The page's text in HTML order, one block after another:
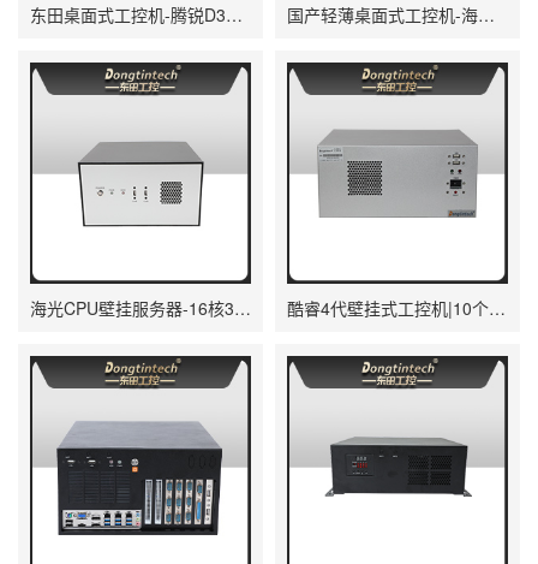
东田桌面式工控机-腾锐D3000工业电脑|DTB-2102L-BD3KMC 国产轻薄桌面式工控机-海光3350双网口工业主机|DT-2104S-M3350MC
海光CPU壁挂服务器-16核32线程高性能工控主机|DT-5307-B3490MB 酷睿4代壁挂式工控机|10个串口/2个千兆网口主机电脑|研华A683主板|DT-5206-A683